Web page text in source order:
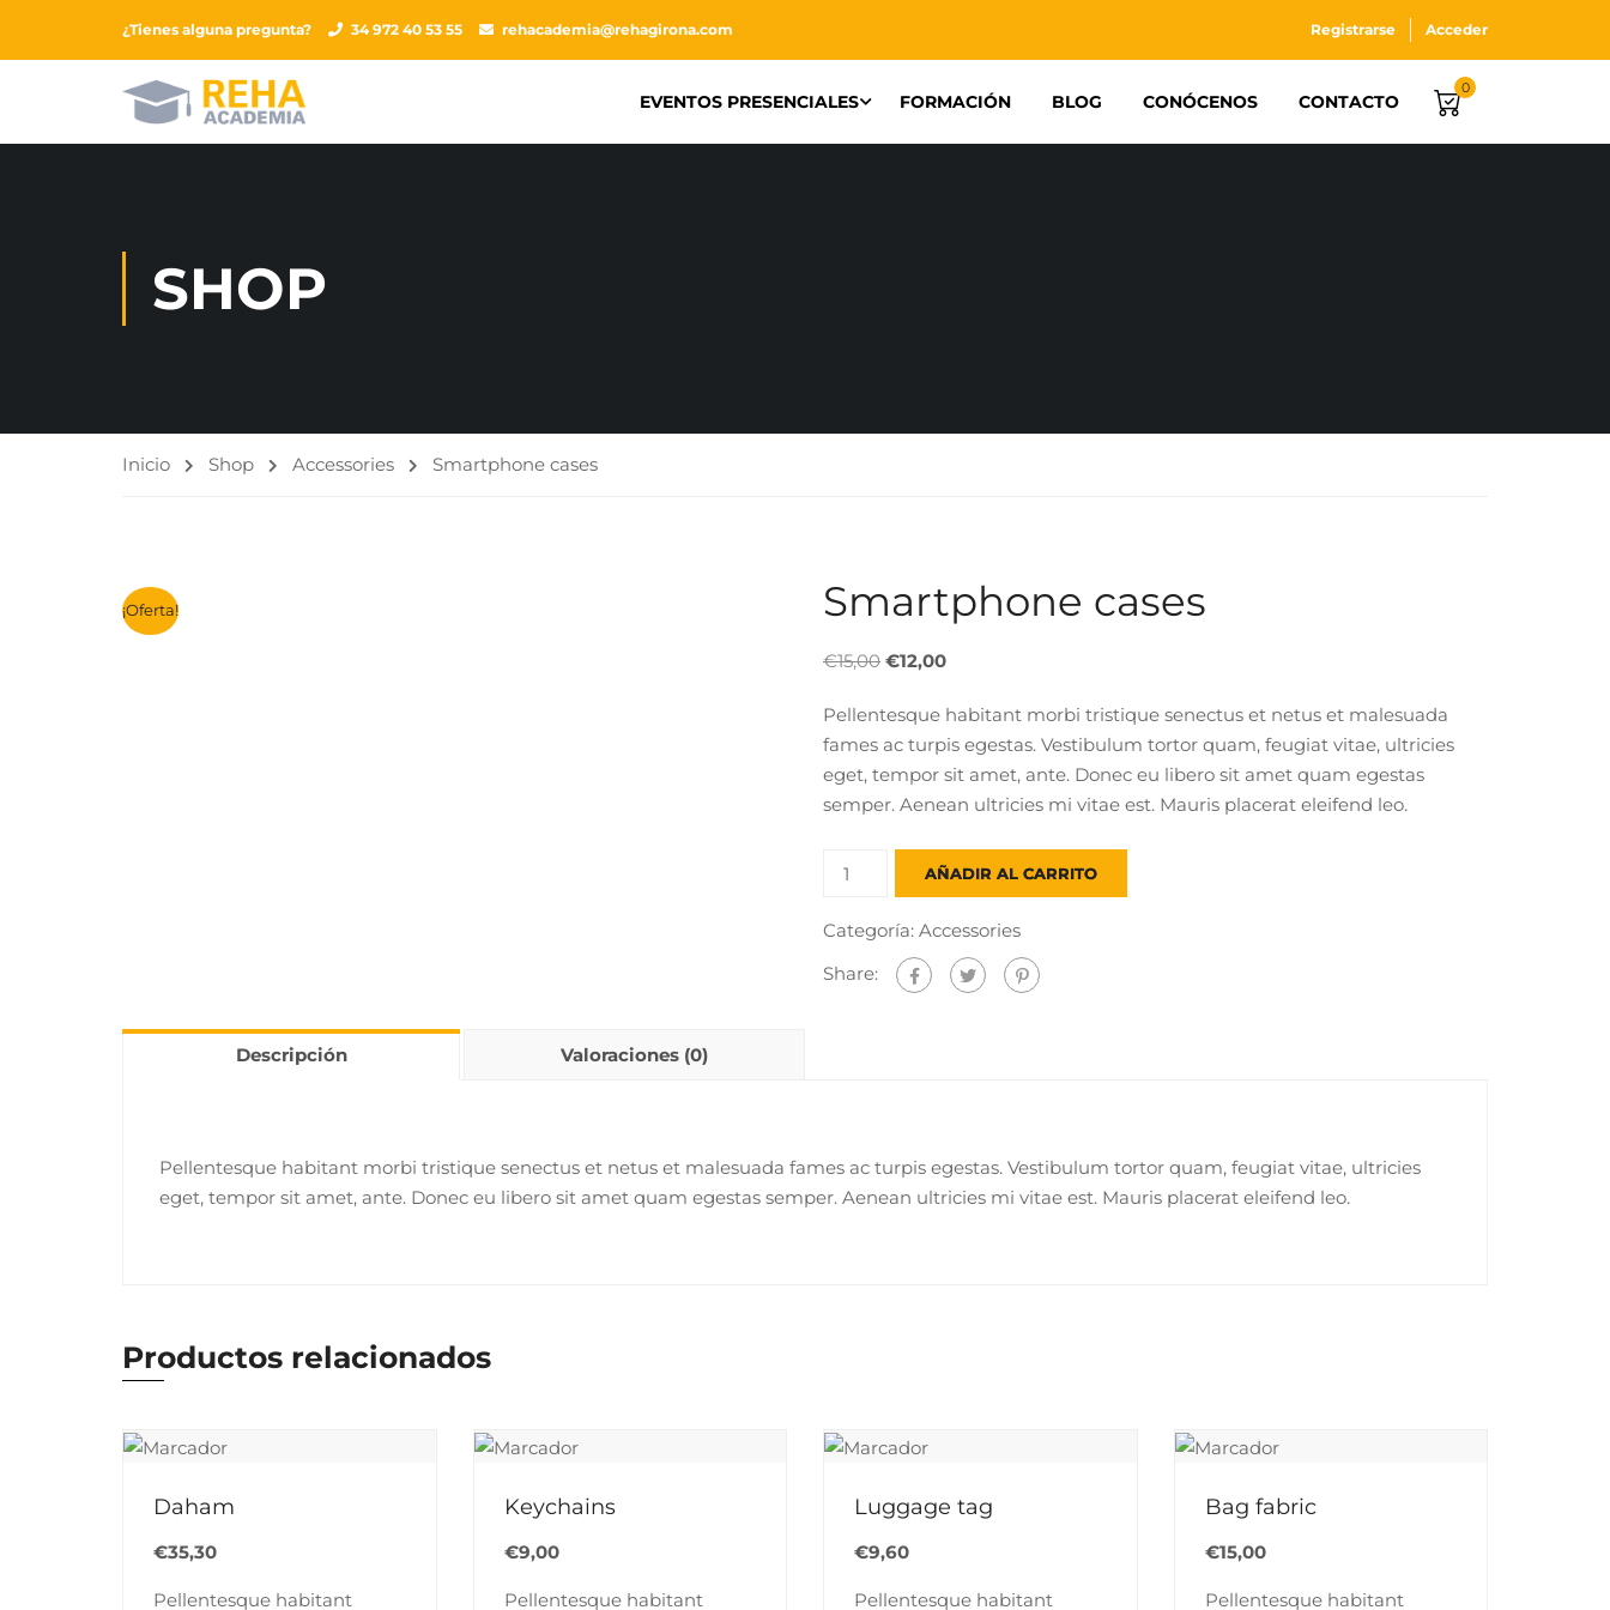
¿Tienes alguna pregunta? 34 972 40 53 55 rehacademia@rehagirona.com Registrarse Acceder
EVENTOS PRESENCIALES FORMACIÓN BLOG CONÓCENOS CONTACTO
0
SHOP
Inicio Shop Accessories Smartphone cases
¡Oferta! Smartphone cases
€15,00 El
original
era:
€15,00.
€12,00El
actual
es:
€12,00.
Pellentesque habitant morbi tristique senectus et netus et malesuada
fames ac turpis egestas. Vestibulum tortor quam, feugiat vitae, ultricies
eget, tempor sit amet, ante. Donec eu libero sit amet quam egestas
semper. Aenean ultricies mi vitae est. Mauris placerat eleifend leo.
Smartphone
cantidad
AÑADIR AL CARRITO
Categoría: Accessories
Share:
Descripción Valoraciones (0)
Pellentesque habitant morbi tristique senectus et netus et malesuada fames ac turpis egestas. Vestibulum tortor quam, feugiat vitae, ultricies
eget, tempor sit amet, ante. Donec eu libero sit amet quam egestas semper. Aenean ultricies mi vitae est. Mauris placerat eleifend leo.
Productos relacionados
Daham
€35,30
Pellentesque habitant
Keychains
€9,00
Pellentesque habitant
Luggage tag
€9,60
Pellentesque habitant
Bag fabric
€15,00
Pellentesque habitant